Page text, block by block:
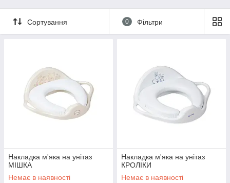
Сортування 0 Фільтри
Накладка м'яка на унітаз
МІШКА
Немає в наявності
Накладка м'яка на унітаз
КРОЛІКИ
Немає в наявності